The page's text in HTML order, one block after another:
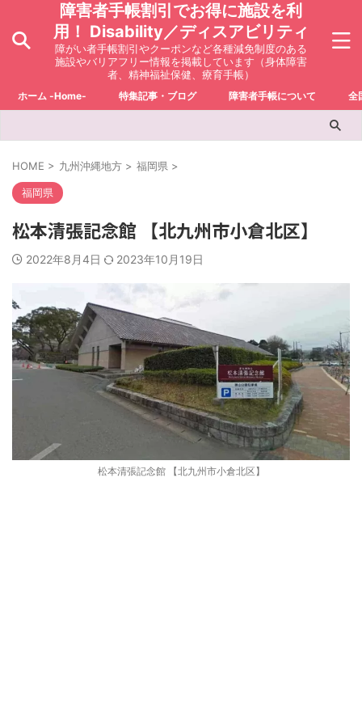
障害者手帳割引でお得に施設を利
用！ Disability／ディスアビリティ
障がい者手帳割引やクーポンなど各種減免制度のある
施設やバリアフリー情報を掲載しています（身体障害
者、精神福祉保健、療育手帳）
ホーム -Home- 特集記事・ブログ 障害者手帳について 全
HOME > 九州沖縄地方 > 福岡県 >
福岡県
松本清張記念館 【北九州市小倉北区】
2022年8月4日 2023年10月19日
松本清張記念館 【北九州市小倉北区】